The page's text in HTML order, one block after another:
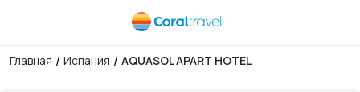
Главная / Испания / AQUASOL APART HOTEL